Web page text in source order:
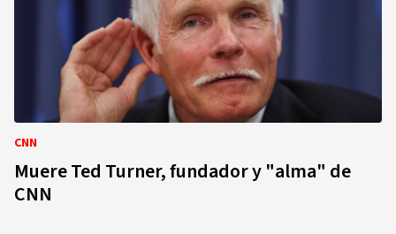
CNN
Muere Ted Turner, fundador y "alma" de
CNN